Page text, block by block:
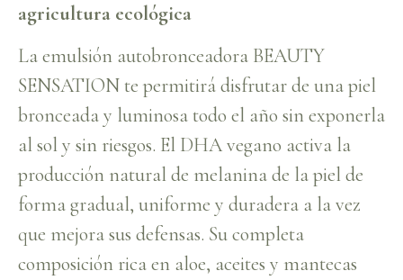
agricultura ecológica
La emulsión autobronceadora BEAUTY
SENSATION te permitirá disfrutar de una piel
bronceada y luminosa todo el año sin exponerla
al sol y sin riesgos. El DHA vegano activa la
producción natural de melanina de la piel de
forma gradual, uniforme y duradera a la vez
que mejora sus defensas. Su completa
composición rica en aloe, aceites y mantecas